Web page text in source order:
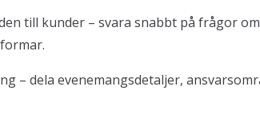
till kunder – svara snabbt på frågor
– dela evenemangsdetaljer,